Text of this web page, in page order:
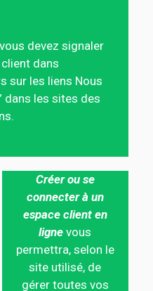
vous devez signaler
dans
sur les liens Nous
dans les sites des
Créer ou se
connecter à un
espace client en
ligne vous
permettra, selon le
site utilisé, de
gérer toutes vos